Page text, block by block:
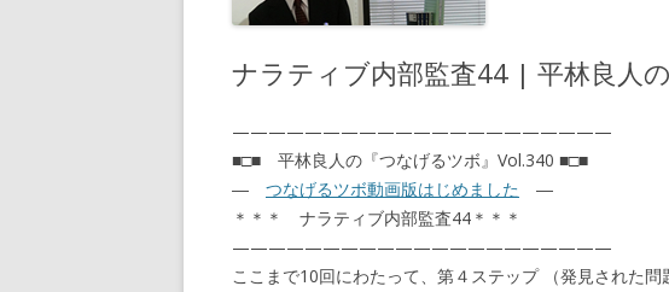
ナラティブ内部監査44 | 平林良人
—————————————————————
■□■ 平林良人の『つなげるツボ』Vol.340 ■□■
― つなげるツボ動画版はじめました ―
＊＊＊ ナラティブ内部監査44＊＊＊
—————————————————————
ここまで10回にわたって、第４ステップ （発見された問